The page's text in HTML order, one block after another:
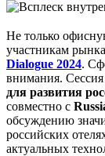
Не только
участникам
Dialogue 2024.
внимания. Сессия
для развития
совместно с
обсуждению
российских
актуальных